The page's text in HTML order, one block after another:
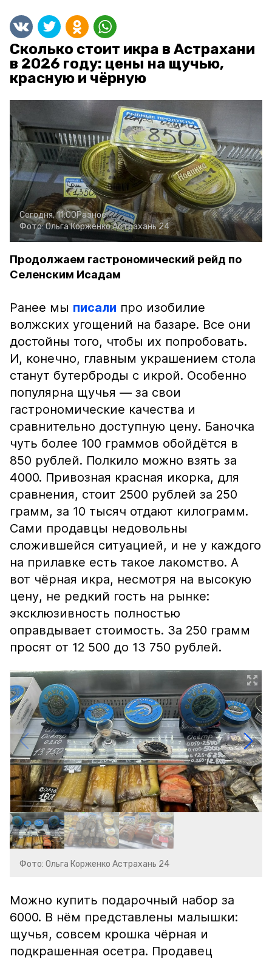
Сколько стоит икра в Астрахани
в 2026 году: цены на щучью,
красную и чёрную
Сегодня, 11:00Разное
Фото:Ольга КорженкоАстрахань 24
Продолжаем гастрономический рейд по
Селенским Исадам
Ранее мы писали про изобилие
волжских угощений на базаре. Все они
достойны того, чтобы их попробовать.
И, конечно, главным украшением стола
станут бутерброды с икрой. Особенно
популярна щучья — за свои
гастрономические качества и
сравнительно доступную цену. Баночка
чуть более 100 граммов обойдётся в
850 рублей. Полкило можно взять за
4000. Привозная красная икорка, для
сравнения, стоит 2500 рублей за 250
грамм, за 10 тысяч отдают килограмм.
Сами продавцы недовольны
сложившейся ситуацией, и не у каждого
на прилавке есть такое лакомство. А
вот чёрная икра, несмотря на высокую
цену, не редкий гость на рынке:
эксклюзивность полностью
оправдывает стоимость. За 250 грамм
просят от 12 500 до 13 750 рублей.
Фото: Ольга Корженко Астрахань 24
Можно купить подарочный набор за
6000. В нём представлены малышки:
щучья, совсем крошка чёрная и
подкрашенная осетра. Продавец